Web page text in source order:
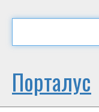
Порталус